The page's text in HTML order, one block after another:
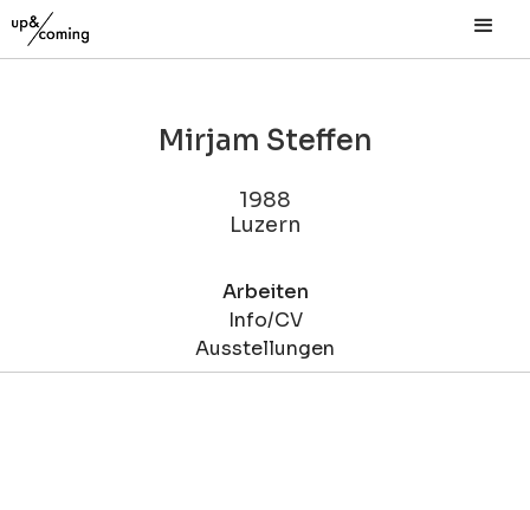
Mirjam Steffen
1988
Luzern
Arbeiten
Info/CV
Ausstellungen